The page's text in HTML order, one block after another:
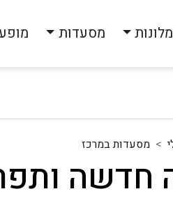
מלונות מסעדות
מסעדות במרכז
חדשה